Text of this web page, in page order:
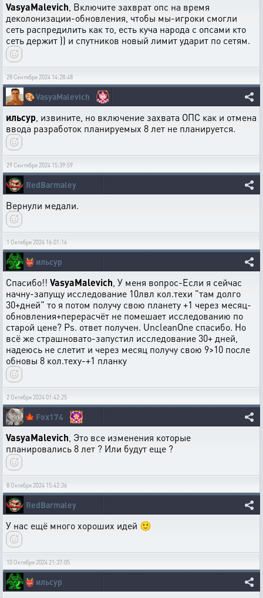
VasyaMalevich , Включите захврат опс на время
деколонизации-обновления, чтобы мы-игроки смогли
сеть распредилить как то, есть куча народа с опсами кто
сеть держит )) и спутников новый лимит ударит по сетям.
28 Сентября 2024 14:28:48
🎨VasyaMalevich
ильсур , извините, но включение захвата ОПС как и отмена
ввода разработок планируемых 8 лет не планируется.
29 Сентября 2024 15:39:59
RedBarmaley
Вернули медали.
1 Октября 2024 16:01:16
👹 ильсур
Спасибо!! VasyaMalevich , У меня вопрос-Если я сейчас
начну-запущу исследование 10лвл кол.техи "там долго
30+дней" то я потом получу свою планету +1 через месяц-
обновления+перерасчёт не помешает исследованию по
старой цене? Ps. ответ получен. UncleanOne спасибо. Но
всё же страшновато-запустил исследование 30+ дней,
надеюсь не слетит и через месяц получу свою 9>10 после
обновы 8 кол.теху-+1 планку
2 Октября 2024 01:42:25
🍁 Fox174
VasyaMalevich , Это все изменения которые
планировались 8 лет ? Или будут еще ?
8 Октября 2024 15:42:36
RedBarmaley
У нас ещё много хороших идей 🙂
10 Октября 2024 21:37:05
👹 ильсур